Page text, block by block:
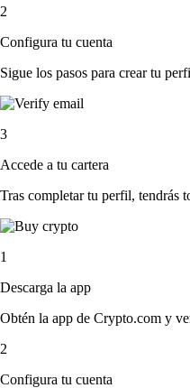
2
Configura tu cuenta
Sigue los pasos para crear tu
3
Accede a tu cartera
Tras completar tu perfil, tendrás
1
Descarga la app
Obtén la app de Crypto.com y
2
Configura tu cuenta